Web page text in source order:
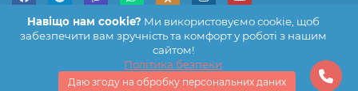
Навіщо нам cookie? Ми використовуємо cookie, щоб
забезпечити вам зручність та комфорт у роботі з нашим
сайтом!
Політика безпеки
Даю згоду на обробку персональних даних